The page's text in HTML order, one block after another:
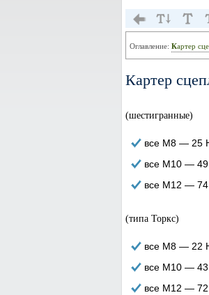
Оглавление: Картер
Картер
(шестигранные)
все М8 — 25
все М10 —
все М12 — 74
(типа Торкс)
все М8 — 22
все М10 —
все М12 — 72